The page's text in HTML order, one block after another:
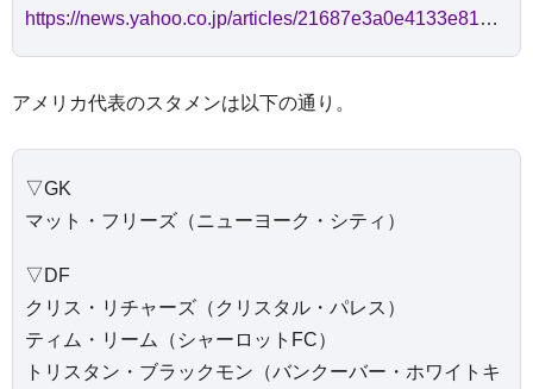
https://news.yahoo.co.jp/articles/21687e3a0e4133e810f2143d722f0768ea3ce465
アメリカ代表のスタメンは以下の通り。
▽GK
マット・フリーズ（ニューヨーク・シティ）
▽DF
クリス・リチャーズ（クリスタル・パレス）
ティム・リーム（シャーロットFC）
トリスタン・ブラックモン（バンクーバー・ホワイトキ